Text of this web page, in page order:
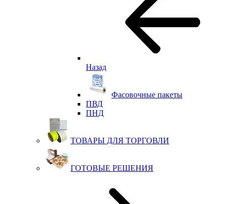
Назад
Фасовочные пакеты
ПВД
ПНД
ТОВАРЫ ДЛЯ ТОРГОВЛИ
ГОТОВЫЕ РЕШЕНИЯ